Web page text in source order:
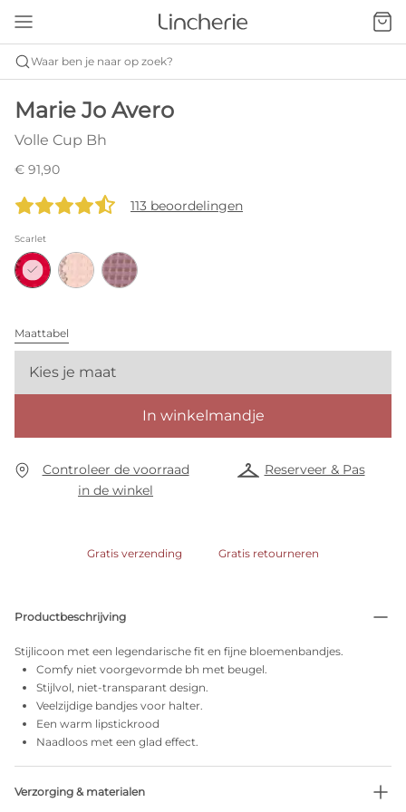
Waar ben je naar op zoek?
Marie Jo Avero
Volle Cup Bh
€ 91,90
113 beoordelingen
Scarlet
Maattabel
Kies je maat
In winkelmandje
Controleer de voorraad
in de winkel
Reserveer & Pas
Gratis verzending Gratis retourneren
Productbeschrijving
Stijlicoon met een legendarische fit en fijne bloemenbandjes.
Comfy niet voorgevormde bh met beugel.
Stijlvol, niet-transparant design.
Veelzijdige bandjes voor halter.
Een warm lipstickrood
Naadloos met een glad effect.
Verzorging & materialen